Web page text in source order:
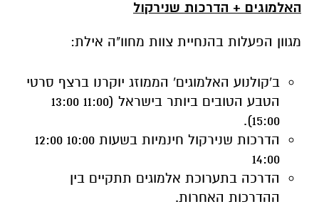
האלמוגים + הדרכות שנירקול
מגוון הפעלות בהנחיית צוות מחוו"ה אילת:
ב'קולנוע האלמוגים' הממוזג יוקרנו ברצף סרטי
הטבע הטובים ביותר בישראל (11:00 13:00
15:00).
הדרכות שנירקול חינמיות בשעות 10:00 12:00
14:00
הדרכה בתערוכת אלמוגים תתקיים בין
ההדרכות האחרות.